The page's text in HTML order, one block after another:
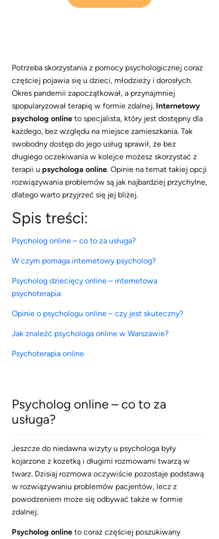
Potrzeba skorzystania z pomocy psychologicznej coraz
częściej pojawia się u dzieci, młodzieży i dorosłych.
Okres pandemii zapoczątkował, a przynajmniej
spopularyzował terapię w formie zdalnej. Internetowy
psycholog online to specjalista, który jest dostępny dla
każdego, bez względu na miejsce zamieszkania. Tak
swobodny dostęp do jego usług sprawił, że bez
długiego oczekiwania w kolejce możesz skorzystać z
terapii u psychologa online. Opinie na temat takiej opcji
rozwiązywania problemów są jak najbardziej przychylne,
dlatego warto przyjrzeć się jej bliżej.
Spis treści:
Psycholog online – co to za usługa?
W czym pomaga internetowy psycholog?
Psycholog dziecięcy online – internetowa
psychoterapia
Opinie o psychologu online – czy jest skuteczny?
Jak znaleźć psychologa online w Warszawie?
Psychoterapia online
Psycholog online – co to za
usługa?
Jeszcze do niedawna wizyty u psychologa były
kojarzone z kozetką i długimi rozmowami twarzą w
twarz. Dzisiaj rozmowa oczywiście pozostaje podstawą
w rozwiązywaniu problemów pacjentów, lecz z
powodzeniem może się odbywać także w formie
zdalnej.
Psycholog online to coraz częściej poszukiwany